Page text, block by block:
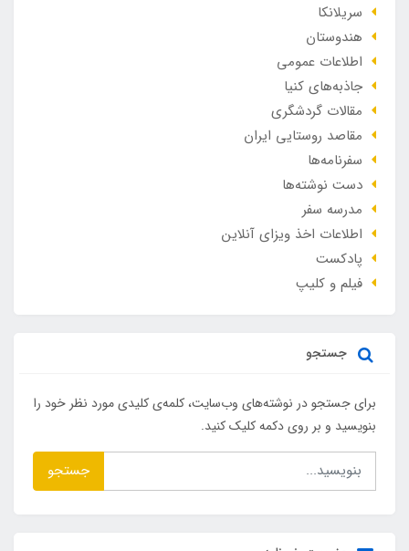
سریلانکا
هندوستان
اطلاعات عمومی
جاذبه‌های کنیا
مقالات گردشگری
مقاصد روستایی ایران
سفرنامه‌ها
دست نوشته‌ها
مدرسه سفر
اطلاعات اخذ ویزای آنلاین
پادکست
فیلم و کلیپ
جستجو
برای جستجو در نوشته‌های وب‌سایت، کلمه‌ی کلیدی مورد نظر خود را
بنویسید و بر روی دکمه کلیک کنید.
جستجو